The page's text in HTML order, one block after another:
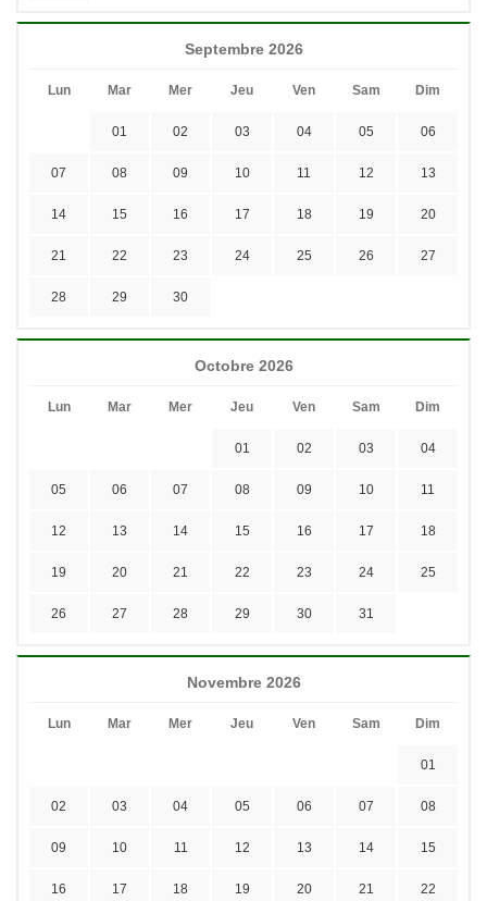
Septembre 2026
Lun Mar Mer Jeu Ven Sam Dim
01 02 03 04 05 06
07 08 09 10 11 12 13
14 15 16 17 18 19 20
21 22 23 24 25 26 27
28 29 30
Octobre 2026
Lun Mar Mer Jeu Ven Sam Dim
01 02 03 04
05 06 07 08 09 10 11
12 13 14 15 16 17 18
19 20 21 22 23 24 25
26 27 28 29 30 31
Novembre 2026
Lun Mar Mer Jeu Ven Sam Dim
01
02 03 04 05 06 07 08
09 10 11 12 13 14 15
16 17 18 19 20 21 22